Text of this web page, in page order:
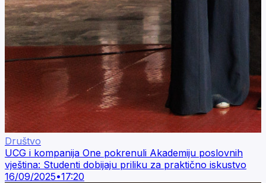
Društvo
UCG i kompanija One pokrenuli Akademiju poslovnih
vještina: Studenti dobijaju priliku za praktično iskustvo
16/09/2025•17:20